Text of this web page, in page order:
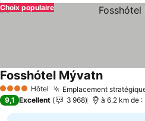
Choix populaire
4 Étoiles Hôtel Emplacement
Fosshótel Mývatn
9,1 Excellent 3 968 à 6.2 km de